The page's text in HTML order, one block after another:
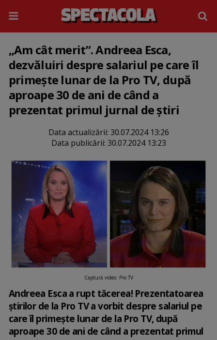
„Am cât merit”. Andreea Esca,
dezvăluiri despre salariul pe care îl
primește lunar de la Pro TV, după
aproape 30 de ani de când a
prezentat primul jurnal de știri
Data actualizării: 30.07.2024 13:26
Data publicării: 30.07.2024 13:23
Captură video: Pro TV
Andreea Esca a rupt tăcerea! Prezentatoarea
știrilor de la Pro TV a vorbit despre salariul pe
care îl primește lunar de la Pro TV, după
aproape 30 de ani de când a prezentat primul